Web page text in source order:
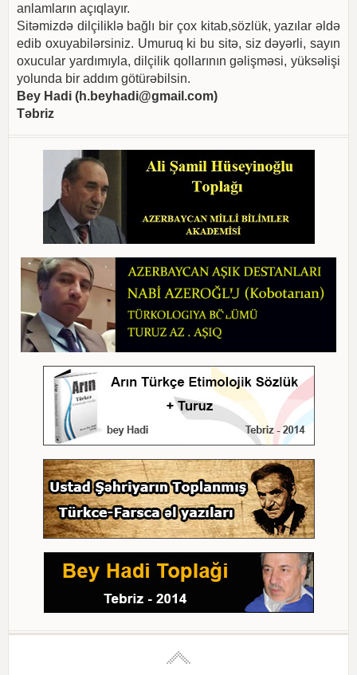
anlamların açıqlayır.
Sitəmizdə dilçiliklə bağlı bir çox kitab,sözlük, yazılar əldə
edib oxuyabilərsiniz. Umuruq ki bu sitə, siz dəyərli, sayın
oxucular yardımıyla, dilçilik qollarının gəlişməsi, yüksəlişi
yolunda bir addım götürəbilsin.
Bey Hadi (h.beyhadi@gmail.com)
Təbriz